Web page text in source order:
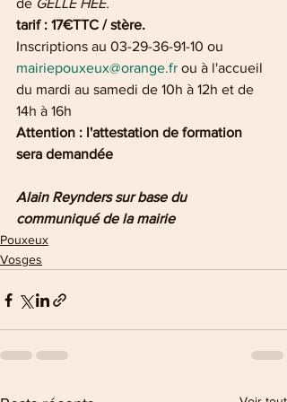
de GELLE HEE.
tarif : 17€TTC / stère.
Inscriptions au 03-29-36-91-10 ou
mairiepouxeux@orange.fr ou à l'accueil
du mardi au samedi de 10h à 12h et de
14h à 16h
Attention : l'attestation de formation
sera demandée
Alain Reynders sur base du
communiqué de la mairie
Pouxeux
Vosges